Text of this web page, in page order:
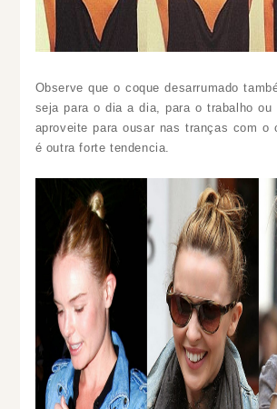
Observe que o coque desarrumado
seja para o dia a dia, para o trabalho ou
aproveite para ousar nas tranças com o
é outra forte tendencia.